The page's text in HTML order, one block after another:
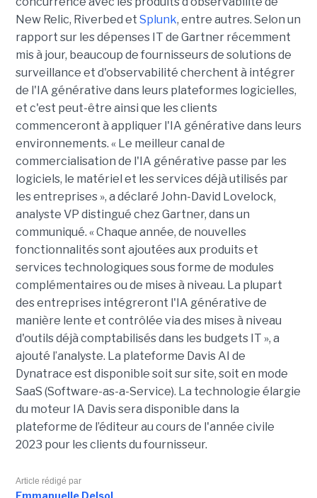
New Relic, Riverbed et Splunk, entre autres. Selon un
rapport sur les dépenses IT de Gartner récemment
mis à jour, beaucoup de fournisseurs de solutions de
surveillance et d'observabilité cherchent à intégrer
de l'IA générative dans leurs plateformes logicielles,
et c'est peut-être ainsi que les clients
commenceront à appliquer l'IA générative dans leurs
environnements. « Le meilleur canal de
commercialisation de l'IA générative passe par les
logiciels, le matériel et les services déjà utilisés par
les entreprises », a déclaré John-David Lovelock,
analyste VP distingué chez Gartner, dans un
communiqué. « Chaque année, de nouvelles
fonctionnalités sont ajoutées aux produits et
services technologiques sous forme de modules
complémentaires ou de mises à niveau. La plupart
des entreprises intégreront l'IA générative de
manière lente et contrôlée via des mises à niveau
d'outils déjà comptabilisés dans les budgets IT », a
ajouté l’analyste. La plateforme Davis AI de
Dynatrace est disponible soit sur site, soit en mode
SaaS (Software-as-a-Service). La technologie élargie
du moteur IA Davis sera disponible dans la
plateforme de l’éditeur au cours de l'année civile
2023 pour les clients du fournisseur.
Article rédigé par